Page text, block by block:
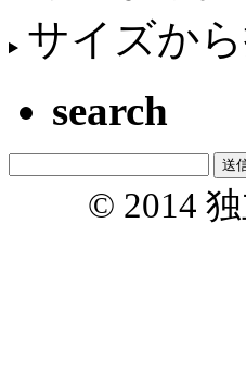
サイズか
search
© 2014